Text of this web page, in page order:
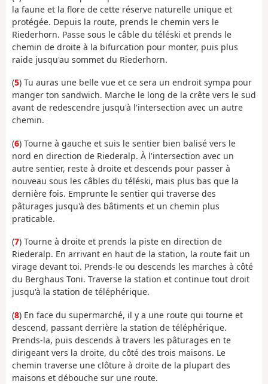
la faune et la flore de cette réserve naturelle unique et
protégée. Depuis la route, prends le chemin vers le
Riederhorn. Passe sous le câble du téléski et prends le
chemin de droite à la bifurcation pour monter, puis plus
raide jusqu'au sommet du Riederhorn.
(5) Tu auras une belle vue et ce sera un endroit sympa pour
manger ton sandwich. Marche le long de la crête vers le sud
avant de redescendre jusqu'à l'intersection avec un autre
chemin.
(6) Tourne à gauche et suis le sentier bien balisé vers le
nord en direction de Riederalp. À l'intersection avec un
autre sentier, reste à droite et descends pour passer à
nouveau sous les câbles du téléski, mais plus bas que la
dernière fois. Emprunte le sentier qui traverse des
pâturages jusqu'à des bâtiments et un chemin plus
praticable.
(7) Tourne à droite et prends la piste en direction de
Riederalp. En arrivant en haut de la station, la route fait un
virage devant toi. Prends-le ou descends les marches à côté
du Berghaus Toni. Traverse la station et continue tout droit
jusqu'à la station de téléphérique.
(8) En face du supermarché, il y a une route qui tourne et
descend, passant derrière la station de téléphérique.
Prends-la, puis descends à travers les pâturages en te
dirigeant vers la droite, du côté des trois maisons. Le
chemin traverse une clôture à droite de la plupart des
maisons et débouche sur une route.